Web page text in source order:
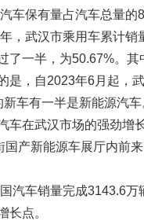
车保有量占汽车总量的
，武汉市乘用车累计
了一半，为50.67%。
是，自2023年6月起，
新车有一半是新能源汽
车在武汉市场的强劲增
国产新能源车展厅内前
汽车销量完成3143.6
长点。